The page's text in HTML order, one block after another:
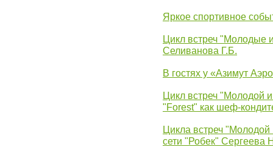
Яркое спортивное
Цикл встреч "Молодые
Селиванова Г.Б.
В гостях у «Азимут
Цикл встреч "Молодой
"Forest" как шеф-
Цикла встреч
сети "Робек" Сергеева